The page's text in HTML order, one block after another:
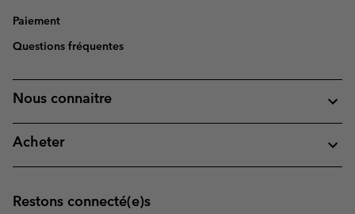
Paiement
Questions fréquentes
Nous connaitre
Acheter
Restons connecté(e)s